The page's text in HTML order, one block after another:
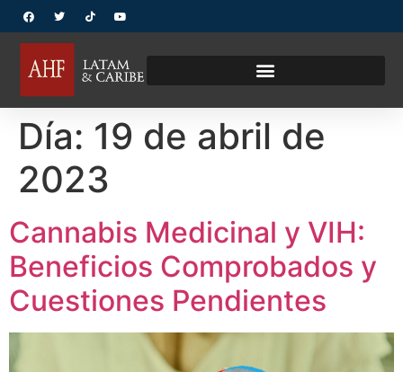
Día: 19 de abril de
2023
Cannabis Medicinal y VIH:
Beneficios Comprobados y
Cuestiones Pendientes